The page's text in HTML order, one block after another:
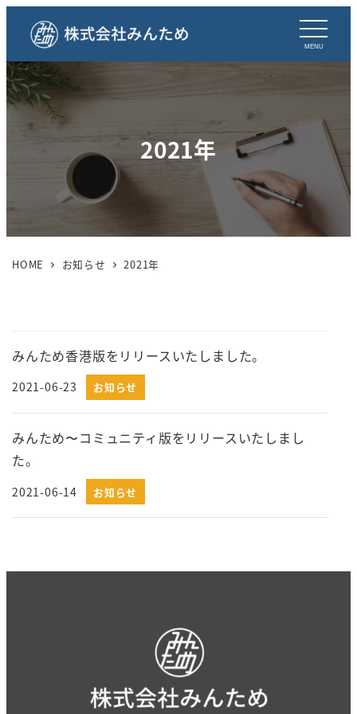
MENU
2021年
HOME お知らせ 2021年
みんため香港版をリリースいたしました。
2021-06-23 お知らせ
みんため〜コミュニティ版をリリースいたしまし
た。
2021-06-14 お知らせ